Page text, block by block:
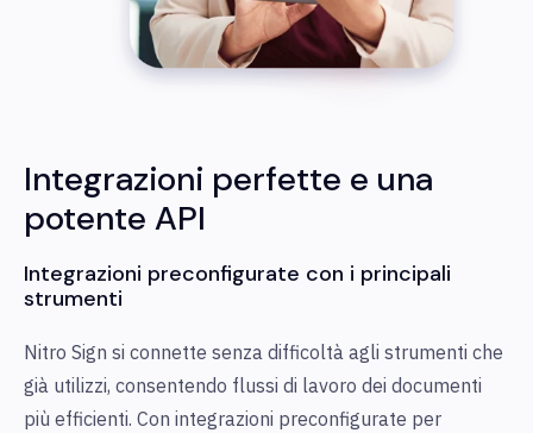
Integrazioni perfette e una
potente API
Integrazioni preconfigurate con i principali
strumenti
Nitro Sign si connette senza difficoltà agli strumenti che
già utilizzi, consentendo flussi di lavoro dei documenti
più efficienti. Con integrazioni preconfigurate per